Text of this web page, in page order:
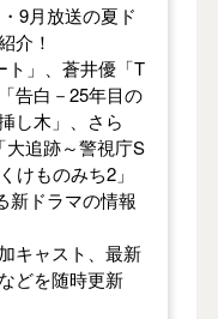
9月放送の夏ド
介！
ト」、蒼井優「T
告白－25年目の
し木」、さら
大追跡～警視庁S
けものみち2」
新ドラマの情報
キャスト、最新
どを随時更新